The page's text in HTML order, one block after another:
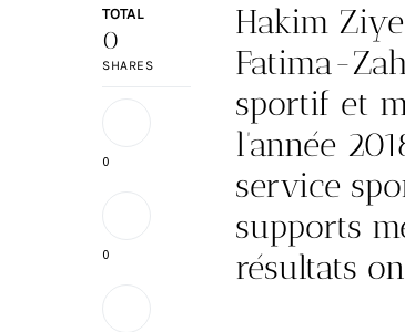
TOTAL
0
SHARES
0
0
Hakim
Fatima-
sportif et
l’année
service
supports
résultats